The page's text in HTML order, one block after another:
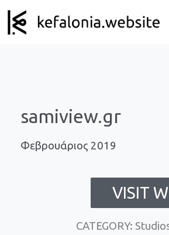
samiview.gr
Φεβρουάριος 2019
VISIT
CATEGORY: